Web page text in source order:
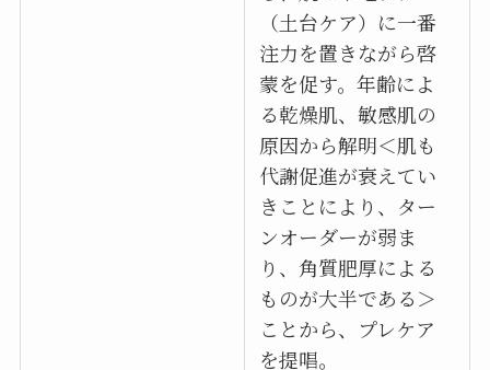
（土台ケア）に一番
注力を置きながら啓
蒙を促す。年齢によ
る乾燥肌、敏感肌の
原因から解明＜肌も
代謝促進が衰えてい
きことにより、ター
ンオーダーが弱ま
り、角質肥厚による
ものが大半である＞
ことから、プレケア
を提唱。